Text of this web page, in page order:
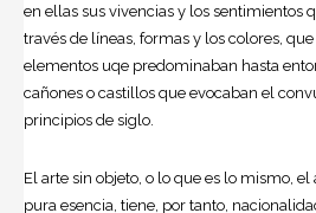
en ellas sus vivencias y los sentimientos
través de líneas, formas y los colores,
elementos uqe predominaban hasta
cañones o castillos que evocaban el
principios de siglo.
El arte sin objeto, o lo que es lo mismo,
pura esencia, tiene, por tanto,